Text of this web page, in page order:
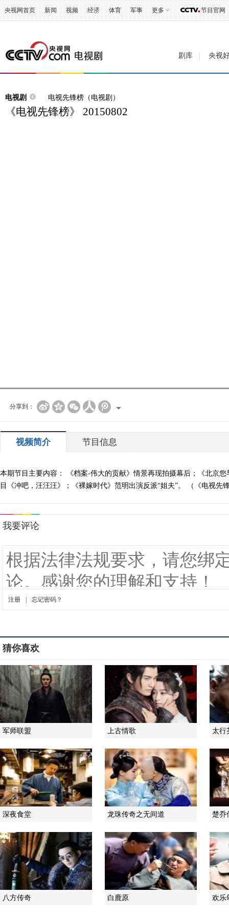
央视网首页 新闻 视频 经济 体育 军事 更多 节目官网
剧库 央视
电视剧 电视先锋榜（电视剧）
《电视先锋榜》 20150802
分享到：
视频简介 节目信息
本期节目主要内容： 《档案-伟大的贡献》情景再现拍摄幕后；《北京
目《冲吧，汪汪汪》；《裸嫁时代》范明出演反派“姐夫”。 （《电视先
猜你喜欢
军师联盟 上古情歌 太行
深夜食堂 龙珠传奇之无间道 楚乔
八方传奇 白鹿原 欢乐